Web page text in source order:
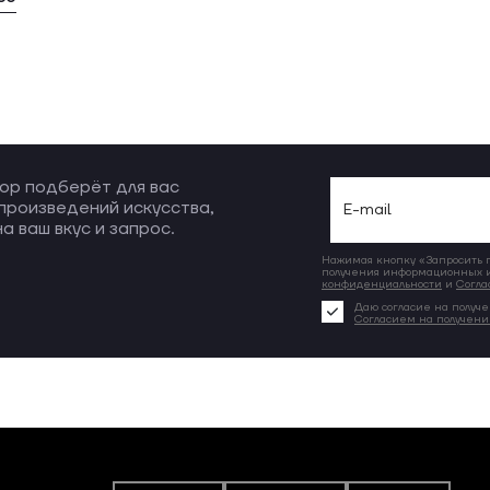
подберёт для вас
искусства,
ваш вкус и запрос.
Нажимая кнопку «Запросить
получения информационных
конфиденциальности и
Даю согласие на
Согласием на